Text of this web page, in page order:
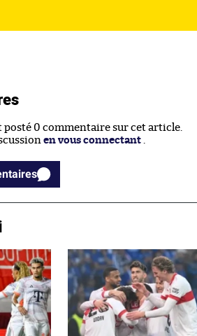
posté 0 commentaire sur cet article.
en vous connectant .